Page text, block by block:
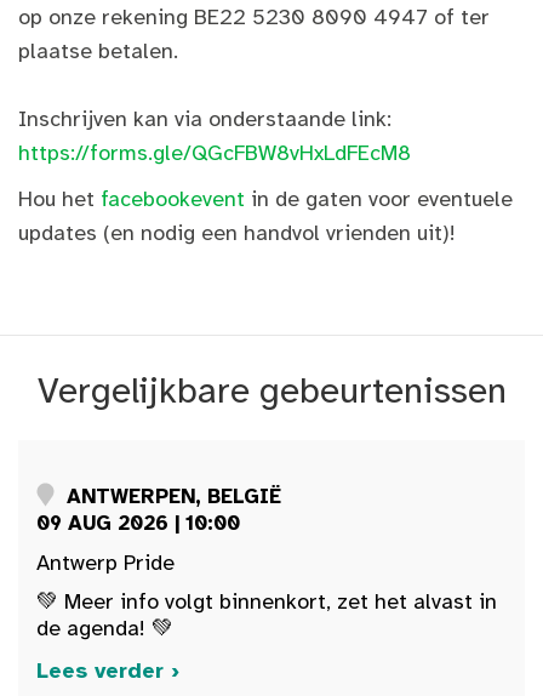
op onze rekening BE22 5230 8090 4947 of ter
plaatse betalen.
Inschrijven kan via onderstaande link:
https://forms.gle/QGcFBW8vHxLdFEcM8
Hou het facebookevent in de gaten voor eventuele
updates (en nodig een handvol vrienden uit)!
Vergelijkbare gebeurtenissen
ANTWERPEN, BELGIË
09 AUG 2026 | 10:00
Antwerp Pride
💚 Meer info volgt binnenkort, zet het alvast in
de agenda! 💚
Lees verder ›